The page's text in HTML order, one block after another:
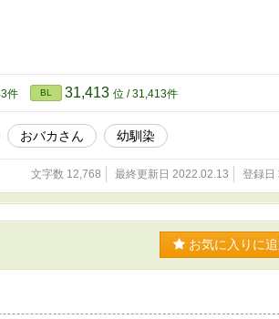
件 BL 31,413 位 / 31,413件
おバカさん 幼馴染
文字数 12,768 最終更新日 2022.02.13 登録日
お気に入りに